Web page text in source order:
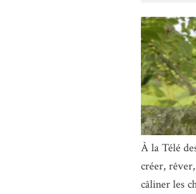
À la Télé
créer,
câliner les